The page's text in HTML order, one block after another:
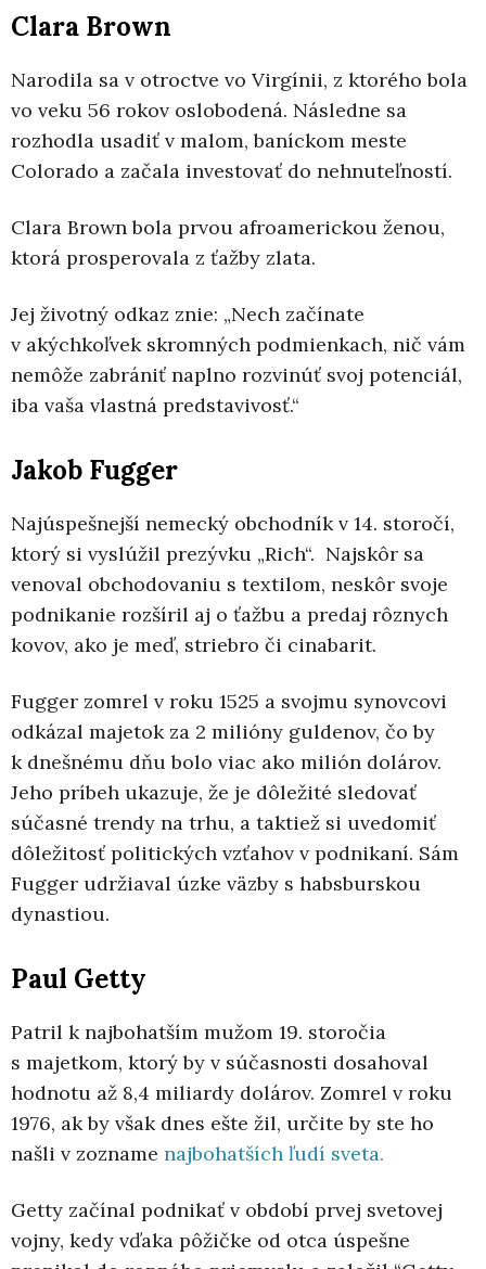
Clara Brown
Narodila sa v otroctve vo Virgínii, z ktorého bola
vo veku 56 rokov oslobodená. Následne sa
rozhodla usadiť v malom, baníckom meste
Colorado a začala investovať do nehnuteľností.
Clara Brown bola prvou afroamerickou ženou,
ktorá prosperovala z ťažby zlata.
Jej životný odkaz znie: „Nech začínate
v akýchkoľvek skromných podmienkach, nič vám
nemôže zabrániť naplno rozvinúť svoj potenciál,
iba vaša vlastná predstavivosť.“
Jakob Fugger
Najúspešnejší nemecký obchodník v 14. storočí,
ktorý si vyslúžil prezývku „Rich“. Najskôr sa
venoval obchodovaniu s textilom, neskôr svoje
podnikanie rozšíril aj o ťažbu a predaj rôznych
kovov, ako je meď, striebro či cinabarit.
Fugger zomrel v roku 1525 a svojmu synovcovi
odkázal majetok za 2 milióny guldenov, čo by
k dnešnému dňu bolo viac ako milión dolárov.
Jeho príbeh ukazuje, že je dôležité sledovať
súčasné trendy na trhu, a taktiež si uvedomiť
dôležitosť politických vzťahov v podnikaní. Sám
Fugger udržiaval úzke väzby s habsburskou
dynastiou.
Paul Getty
Patril k najbohatším mužom 19. storočia
s majetkom, ktorý by v súčasnosti dosahoval
hodnotu až 8,4 miliardy dolárov. Zomrel v roku
1976, ak by však dnes ešte žil, určite by ste ho
našli v zozname najbohatších ľudí sveta.
Getty začínal podnikať v období prvej svetovej
vojny, kedy vďaka pôžičke od otca úspešne